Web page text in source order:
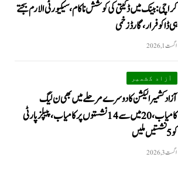
کراچی: بینک میں ڈکیتی کی کوشش ناکام، سیکیورٹی الارم بجتے
ہی ڈاکو فرار، گارڈ زخمی
اگست 1, 2026
آزاد کشمیر
آزاد کشمیر الیکشن کا دوسرے مرحلے میں بھی ن لیگ
کامیاب، 20 میں سے 14 نشستوں پر کامیاب، پیپلزپارٹی
کو 5 نشستیں ملیں
اگست 3, 2026